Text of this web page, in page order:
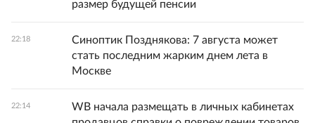
размер будущей пенсии
22:18
Синоптик Позднякова: 7 августа может
стать последним жарким днем лета в
Москве
22:14
WB начала размещать в личных кабинетах